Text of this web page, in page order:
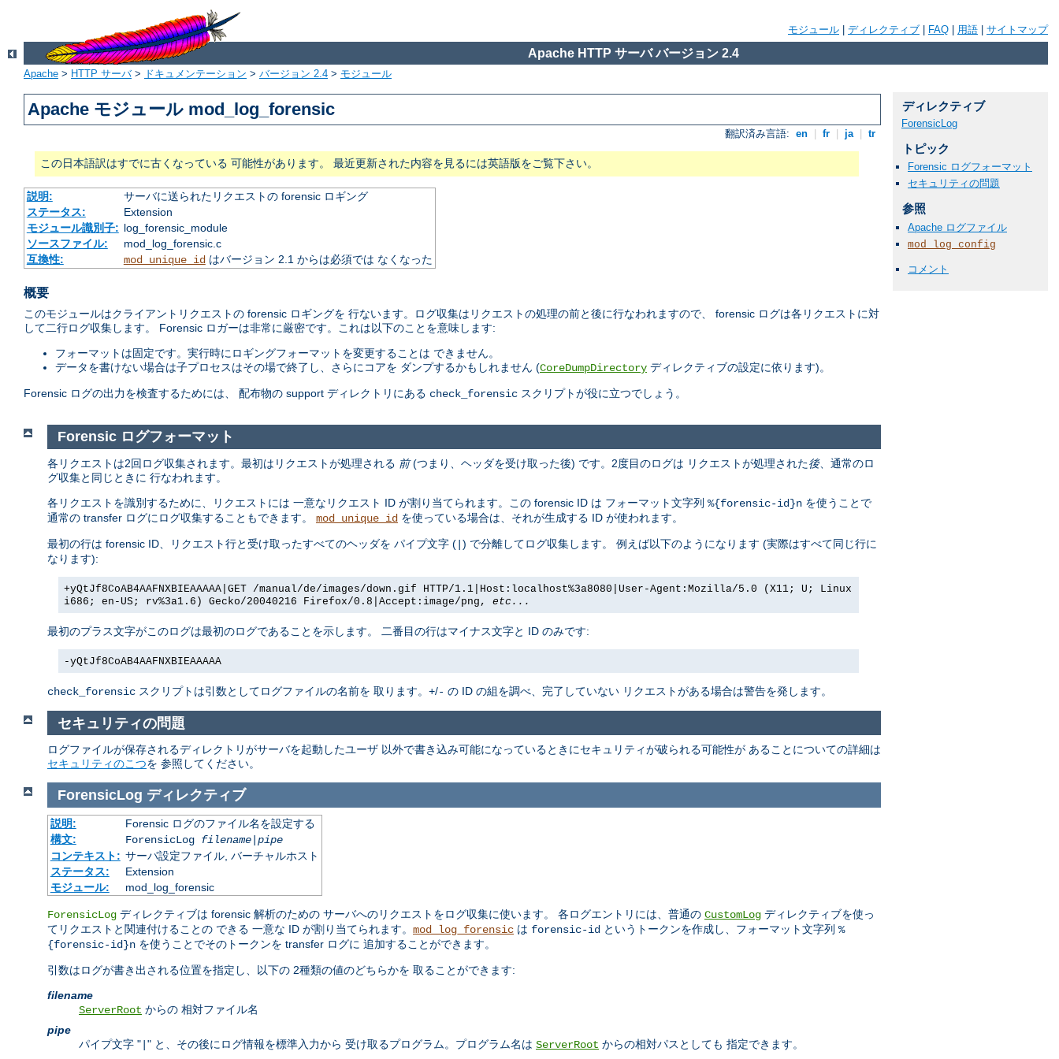
モジュール ディレクティブ FAQ 用語 サイトマップ
Apache HTTP サーバ バージョン 2.4
Apache > HTTP サーバ> ドキュメンテーション > バージョン 2.4 > モジュール
Apache モジュール mod_log_forensic
翻訳済み言語: en fr ja tr
この日本語訳はすでに古くなっている 可能性があります。 最近更新された内容を見るには英語版をご覧下さい。
説明:
サーバに送られたリクエストの forensic ロギング
ステータス:
Extension
モジュール識別子: log_forensic_module
ソースファイル:
mod_log_forensic.c
互換性:
mod_unique_idはバージョン 2.1 からは必須では なくなった
概要
このモジュールはクライアントリクエストの forensic ロギングを 行ないます。ログ収集はリクエストの処理の前と後に行なわれますので、 forensic ログは各リクエストに対
して二行ログ収集します。 Forensic ロガーは非常に厳密です。これは以下のことを意味します:
フォーマットは固定です。実行時にロギングフォーマットを変更することは できません。
データを書けない場合は子プロセスはその場で終了し、さらにコアを ダンプするかもしれません (CoreDumpDirectory ディレクティブの設定に依ります)。
Forensic ログの出力を検査するためには、 配布物の support ディレクトリにある check_forensic スクリプトが役に立つでしょう。
ディレクティブ
ForensicLog
トピック
Forensic ログフォーマット
セキュリティの問題
参照
Apache ログファイル
mod_log_config
コメント
Forensic ログフォーマット
各リクエストは2回ログ収集されます。最初はリクエストが処理される 前(つまり、ヘッダを受け取った後) です。2度目のログは リクエストが処理された後、通常のロ
グ収集と同じときに 行なわれます。
各リクエストを識別するために、リクエストには 一意なリクエスト ID が割り当てられます。この forensic ID は フォーマット文字列 %{forensic-id}n を使うことで
通常の transfer ログにログ収集することもできます。 mod_unique_id を使っている場合は、それが生成する ID が使われます。
最初の行は forensic ID、リクエスト行と受け取ったすべてのヘッダを パイプ文字 ( ) で分離してログ収集します。 例えば以下のようになります (実際はすべて同じ行に
なります):
+yQtJf8CoAB4AAFNXBIEAAAAA|GET /manual/de/images/down.gif HTTP/1.1|Host:localhost%3a8080|User-Agent:Mozilla/5.0 (X11; U; Linux
i686; en-US; rv%3a1.6) Gecko/20040216 Firefox/0.8|Accept:image/png, etc...
最初のプラス文字がこのログは最初のログであることを示します。 二番目の行はマイナス文字と ID のみです:
-yQtJf8CoAB4AAFNXBIEAAAAA
check_forensic スクリプトは引数としてログファイルの名前を 取ります。 +/- の ID の組を調べ、完了していない リクエストがある場合は警告を発します。
セキュリティの問題
ログファイルが保存されるディレクトリがサーバを起動したユーザ 以外で書き込み可能になっているときにセキュリティが破られる可能性が あることについての詳細は
セキュリティのこつを 参照してください。
ForensicLog ディレクティブ
説明:
Forensic ログのファイル名を設定する
構文:
ForensicLog filename| pipe
コンテキスト: サーバ設定ファイル, バーチャルホスト
ステータス:
Extension
モジュール:
mod_log_forensic
ForensicLog ディレクティブは forensic 解析のための サーバへのリクエストをログ収集に使います。 各ログエントリには、普通の CustomLog ディレクティブを使っ
てリクエストと関連付けることの できる 一意な ID が割り当てられます。 mod_log_forensic は forensic-id というトークンを作成し、フォーマット文字列 %
{forensic-id}n を使うことでそのトークンを transfer ログに 追加することができます。
引数はログが書き出される位置を指定し、以下の 2種類の値のどちらかを 取ることができます:
filename
ServerRoot からの 相対ファイル名
pipe
パイプ文字 " " と、その後にログ情報を標準入力から 受け取るプログラム。プログラム名は ServerRoot からの相対パスとしても 指定できます。